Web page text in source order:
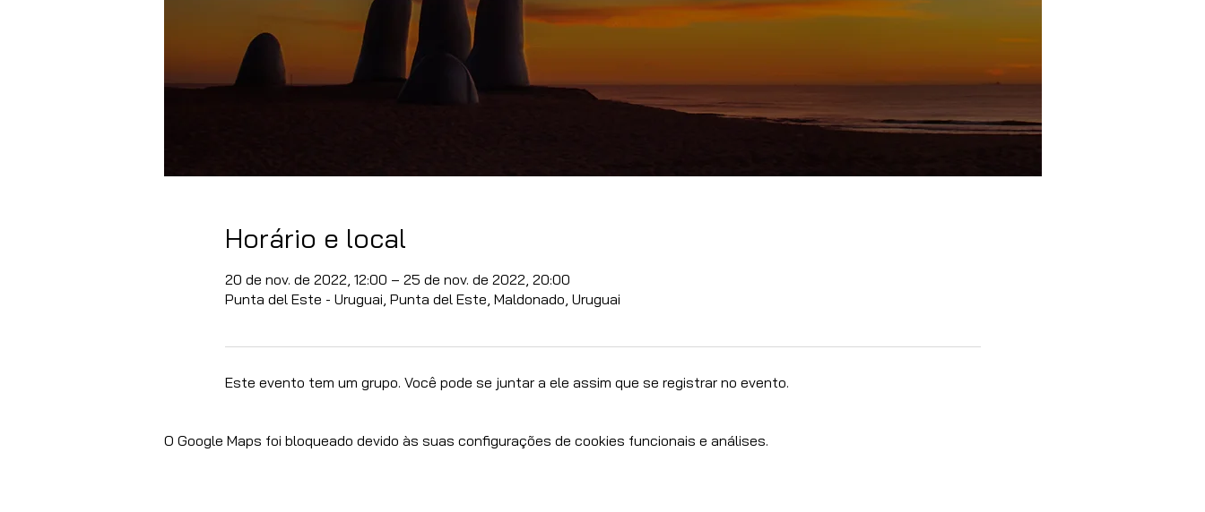
Horário e local
20 de nov. de 2022, 12:00 – 25 de nov. de 2022, 20:00
Punta del Este - Uruguai, Punta del Este, Maldonado, Uruguai
Este evento tem um grupo. Você pode se juntar a ele assim que se registrar no evento.
O Google Maps foi bloqueado devido às suas configurações de cookies funcionais e análises.